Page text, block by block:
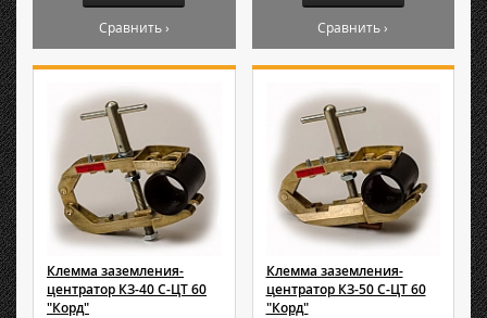
Сравнить › Сравнить ›
Клемма заземления-
центратор КЗ-40 С-ЦТ 60
"Корд"
Клемма заземления-
центратор КЗ-50 С-ЦТ 60
"Корд"